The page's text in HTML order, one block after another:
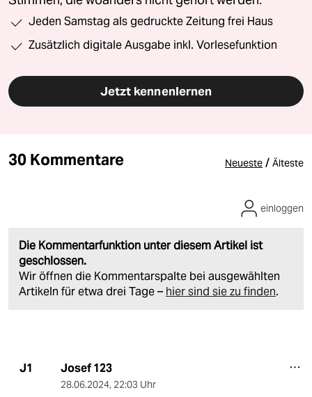
Jeden Samstag als gedruckte Zeitung frei Haus
Zusätzlich digitale Ausgabe inkl. Vorlesefunktion
Jetzt kennenlernen
30 Kommentare Neueste / Älteste
Die Kommentarfunktion unter diesem Artikel ist
geschlossen.
Wir öffnen die Kommentarspalte bei ausgewählten
Artikeln für etwa drei Tage – hier sind sie zu finden.
einloggen
J1 Josef 123
28.06.2024, 22:03 Uhr